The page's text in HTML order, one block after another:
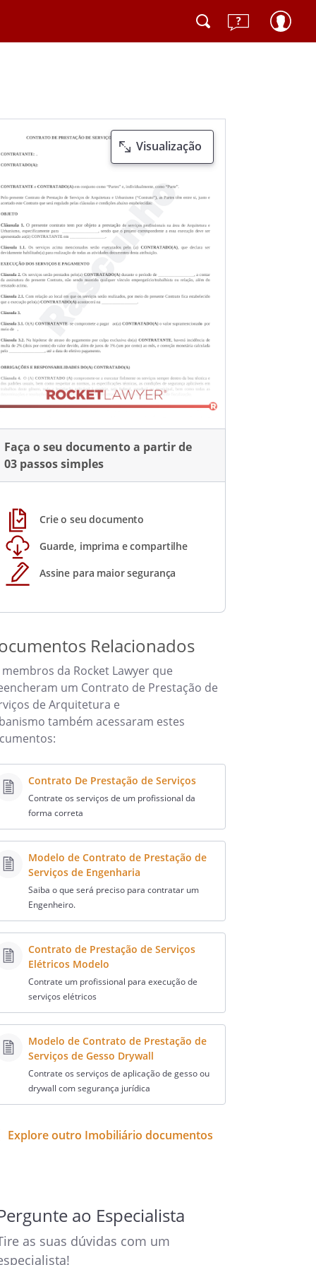
Visualização
Faça o seu documento a partir de
03 passos simples
Crie o seu documento
Guarde, imprima e compartilhe
Assine para maior segurança
Relacionados
membros da Rocket Lawyer que
um Contrato de Prestação de
de Arquitetura e
também acessaram estes
Contrato De Prestação de Serviços
Contrate os serviços de um profissional da
forma correta
Modelo de Contrato de Prestação de
Serviços de Engenharia
Saiba o que será preciso para contratar um
Engenheiro.
Contrato de Prestação de Serviços
Elétricos Modelo
Contrate um profissional para execução de
serviços elétricos
Modelo de Contrato de Prestação de
Serviços de Gesso Drywall
Contrate os serviços de aplicação de gesso ou
drywall com segurança jurídica
Explore outro Imobiliário documentos
ao Especialista
as suas dúvidas com um